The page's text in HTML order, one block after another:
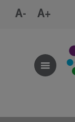
A- A+